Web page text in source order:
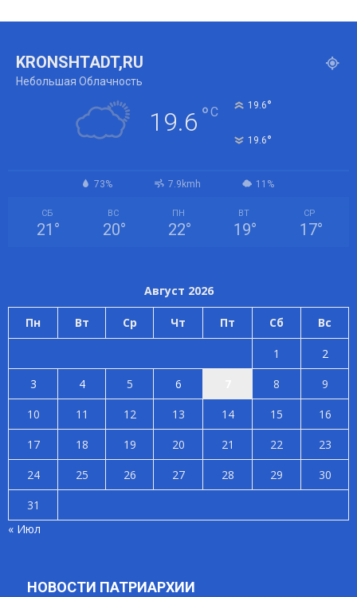
KRONSHTADT,RU
Небольшая Облачность
19.6 °C 19.6°
19.6°
73% 7.9kmh 11%
СБ
21 °
ВС
20°
ПН
22°
ВТ
19°
СР
17°
Август 2026
Пн Вт Ср Чт Пт Сб Вс
1
2
3
4 5 6 8
9
10
11 12 13 14 15
16
17
18 19 20 21 22
23
24
25 26 27 28 29
30
31
« Июл
НОВОСТИ ПАТРИАРХИИ